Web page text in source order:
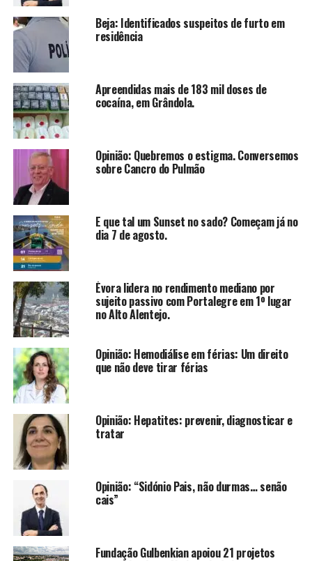
Beja: Identificados suspeitos de furto em
residência
Apreendidas mais de 183 mil doses de
cocaína, em Grândola.
Opinião: Quebremos o estigma. Conversemos
sobre Cancro do Pulmão
E que tal um Sunset no sado? Começam já no
dia 7 de agosto.
Évora lidera no rendimento mediano por
sujeito passivo com Portalegre em 1º lugar
no Alto Alentejo.
Opinião: Hemodiálise em férias: Um direito
que não deve tirar férias
Opinião: Hepatites: prevenir, diagnosticar e
tratar
Opinião: “Sidónio Pais, não durmas… senão
cais”
Fundação Gulbenkian apoiou 21 projetos